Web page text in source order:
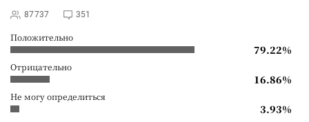
87737 351
Положительно
79.22%
Отрицательно
16.86%
Не могу определиться
3.93%